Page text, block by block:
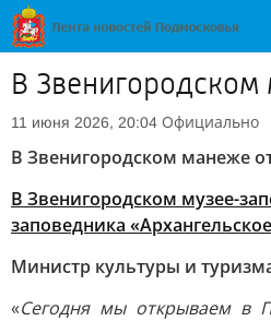
В Звенигородском
11 июня 2026, 20:04 Официально
В Звенигородском манеже
В Звенигородском музее-
заповедника
Министр культуры и
«Сегодня мы открываем в